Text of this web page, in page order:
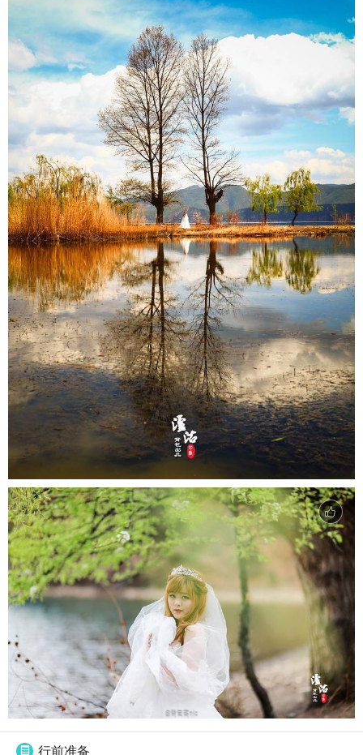
 行前准备